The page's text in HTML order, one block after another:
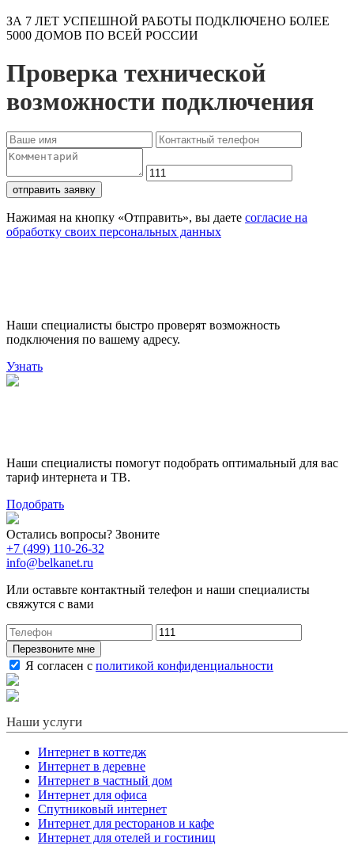
ЗА 7 ЛЕТ УСПЕШНОЙ РАБОТЫ ПОДКЛЮЧЕНО БОЛЕЕ
5000 ДОМОВ ПО ВСЕЙ РОССИИ
Проверка технической
возможности подключения
отправить заявку
Нажимая на кнопку «Отправить», вы даете согласие на
обработку своих персональных данных
Наши специалисты быстро проверят возможность
подключения по вашему адресу.
Узнать
Наши специалисты помогут подобрать оптимальный для вас
тариф интернета и ТВ.
Подобрать
Остались вопросы? Звоните
+7 (499) 110-26-32
info@belkanet.ru
Или оставьте контактный телефон и наши специалисты
свяжутся с вами
Перезвоните мне
Я согласен с политикой конфиденциальности
Наши услуги
Интернет в коттедж
Интернет в деревне
Интернет в частный дом
Интернет для офиса
Спутниковый интернет
Интернет для ресторанов и кафе
Интернет для отелей и гостиниц